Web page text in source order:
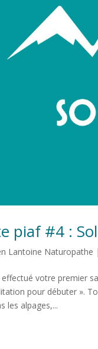
piaf #4 :
Lantoine Naturopathe |
effectué votre premier
pour débuter ».
les alpages,...